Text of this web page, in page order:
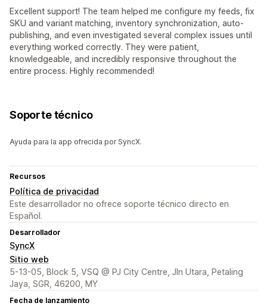
Excellent support! The team helped me configure my feeds, fix
SKU and variant matching, inventory synchronization, auto-
publishing, and even investigated several complex issues until
everything worked correctly. They were patient,
knowledgeable, and incredibly responsive throughout the
entire process. Highly recommended!
Soporte técnico
Ayuda para la app ofrecida por SyncX.
Recursos
Política de privacidad
Este desarrollador no ofrece soporte técnico directo en
Español.
Desarrollador
SyncX
Sitio web
5-13-05, Block 5, VSQ @ PJ City Centre, Jln Utara, Petaling
Jaya, SGR, 46200, MY
Fecha de lanzamiento